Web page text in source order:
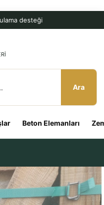
desteği
Ara
Beton Elemanları